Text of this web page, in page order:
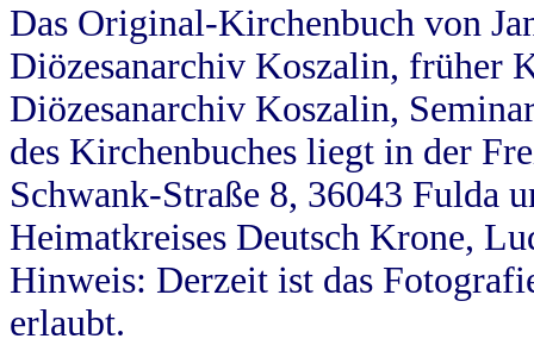
Das Original-Kirchenbuch von
Diözesanarchiv Koszalin, früher
Diözesanarchiv Koszalin,
des Kirchenbuches liegt in der
Schwank-Straße 8, 36043 Fulda
Heimatkreises Deutsch Krone,
Hinweis: Derzeit ist das
erlaubt.